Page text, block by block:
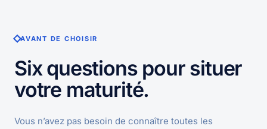
AVANT DE CHOISIR
Six questions pour situer
votre maturité.
Vous n’avez pas besoin de connaître toutes les